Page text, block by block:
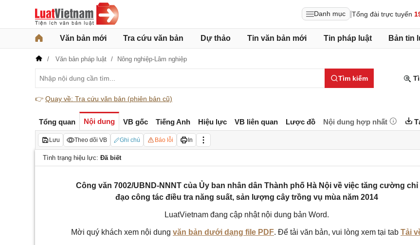
Danh mục Tổng đài trực tuyến
Văn bản mới Tra cứu văn bản Dự thảo Tin văn bản mới Tin pháp luật Bản tin
Văn bản pháp luật Nông nghiệp-Lâm nghiệp
Tìm kiếm
👉 Quay về: Tra cứu văn bản (phiên bản cũ)
Tổng quan Nội dung VB gốc Tiếng Anh Hiệu lực VB liên quan Lược đồ Nội dung hợp nhất
Lưu Theo dõi VB Ghi chú Báo lỗi In
Tình trạng hiệu lực: Đã biết
Công văn 7002/UBND-NNNT của Ủy ban nhân dân Thành phố Hà Nội về việc tăng cường chỉ
đạo công tác điều tra năng suất, sản lượng cây trồng vụ mùa năm 2014
LuatVietnam đang cập nhật nội dung bản Word.
Mời quý khách xem nội dung văn bản dưới dạng file PDF. Để tải văn bản, vui lòng xem tại tab Tải